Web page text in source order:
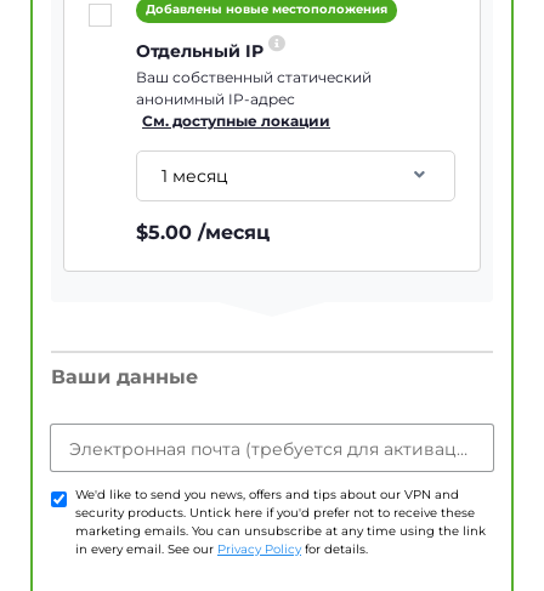
Добавлены новые местоположения
Отдельный IP
Ваш собственный статический
анонимный IP-адрес
См. доступные локации
1 месяц
$5.00 /месяц
Ваши данные
Электронная почта (требуется для активации учетной записи)
We'd like to send you news, offers and tips about our VPN and
security products. Untick here if you'd prefer not to receive these
marketing emails. You can unsubscribe at any time using the link
in every email. See our Privacy Policy for details.